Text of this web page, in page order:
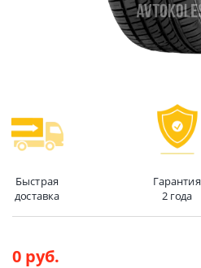
Быстрая
доставка
Гарантия
2 года
0 руб.